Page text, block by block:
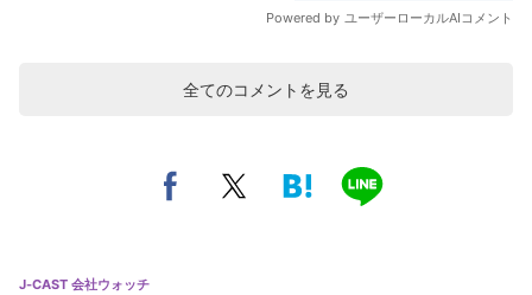
全てのコメントを見る
J-CAST 会社ウォッチ